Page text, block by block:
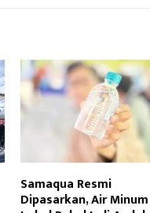
Samaqua Resmi
Dipasarkan, Air Minum